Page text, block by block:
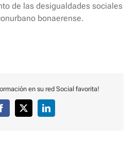
de las desigualdades sociales
bonaerense.
en su red Social favorita!
Facebook
X LinkedIn